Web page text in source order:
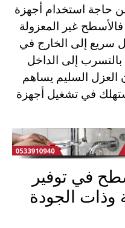
حاجة استخدام أجهزة
غير المعزولة
سريع إلى الخارج في
إلى الداخل
العزل السليم يساهم
في تشغيل أجهزة
في توفير
الجودة